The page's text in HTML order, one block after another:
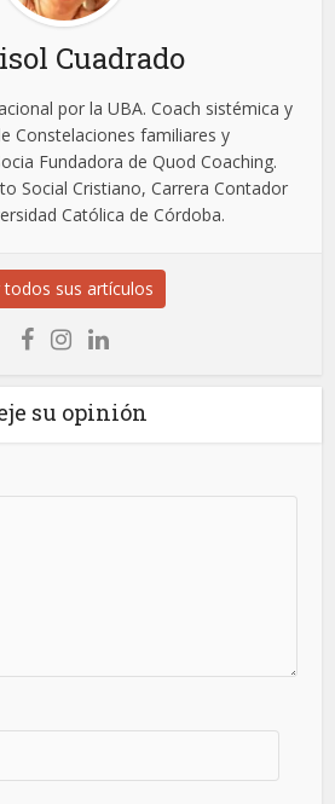
Cuadrado
por la UBA. Coach sistémica y
Constelaciones familiares y
Fundadora de Quod Coaching.
Social Cristiano, Carrera Contador
Católica de Córdoba.
todos sus artículos
su opinión